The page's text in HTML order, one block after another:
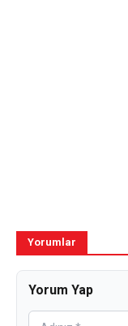
Yorumlar
Yorum Yap